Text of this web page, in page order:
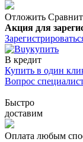
Отложить
Акция для
купить
В кредит
Купить в один
Вопрос
Быстро
доставим
Оплата любым